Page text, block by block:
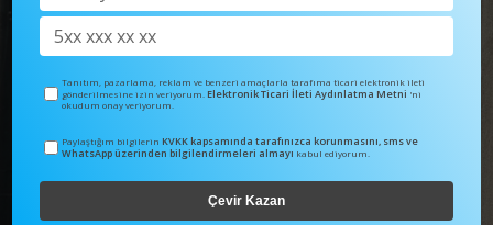
Tanıtım, pazarlama, reklam ve benzeri amaçlarla tarafıma ticari elektronik ileti
gönderilmesine izin veriyorum.Elektronik Ticari İleti Aydınlatma Metni 'ni
okudum onay veriyorum.
Paylaştığım bilgilerin KVKK kapsamında tarafınızca korunmasını, sms ve
WhatsApp üzerinden bilgilendirmeleri almayı kabul ediyorum.
Çevir Kazan